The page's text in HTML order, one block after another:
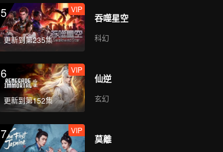
5
更新到第235集
VIP
吞噬星空
科幻
6
更新到第152集
VIP
仙逆
玄幻
7 VIP
莫離